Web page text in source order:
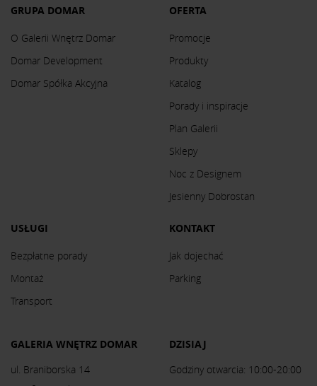
GRUPA DOMAR
O Galerii Wnętrz Domar
Domar Development
Domar Spółka Akcyjna
OFERTA
Promocje
Produkty
Katalog
Porady i inspiracje
Plan Galerii
Sklepy
Noc z Designem
Jesienny Dobrostan
USŁUGI
Bezpłatne porady
Montaż
Transport
KONTAKT
Jak dojechać
Parking
GALERIA WNĘTRZ DOMAR
ul. Braniborska 14
DZISIAJ
Godziny otwarcia: 10:00-20:00